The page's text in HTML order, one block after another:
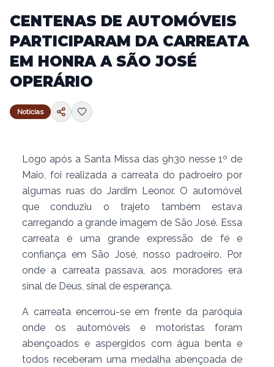
CENTENAS DE AUTOMÓVEIS
PARTICIPARAM DA CARREATA
EM HONRA A SÃO JOSÉ
OPERÁRIO
Notícias
Logo após a Santa Missa das 9h30 nesse 1º de
Maio, foi realizada a carreata do padroeiro por
algumas ruas do Jardim Leonor. O automóvel
que conduziu o trajeto também estava
carregando a grande imagem de São José. Essa
carreata é uma grande expressão de fé e
confiança em São José, nosso padroeiro. Por
onde a carreata passava, aos moradores era
sinal de Deus, sinal de esperança.
A carreata encerrou-se em frente da paróquia
onde os automóveis e motoristas foram
abençoados e aspergidos com água benta e
todos receberam uma medalha abençoada de